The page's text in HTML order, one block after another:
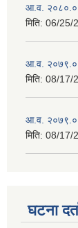
आ.व.
मिति: 06/25/
आ.व.
मिति: 08/17/
आ.व.
मिति: 08/17/
घटना